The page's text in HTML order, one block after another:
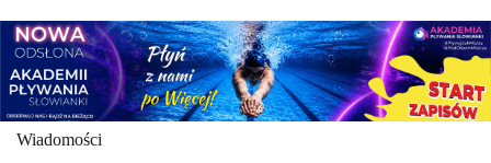
Wiadomości